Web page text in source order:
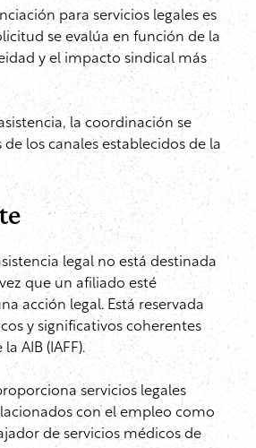
para servicios legales es
se evalúa en función de la
y el impacto sindical más
la coordinación se
de los canales establecidos de la
legal no está destinada
que un afiliado esté
acción legal. Está reservada
y significativos coherentes
AIB (IAFF).
servicios legales
con el empleo como
de servicios médicos de